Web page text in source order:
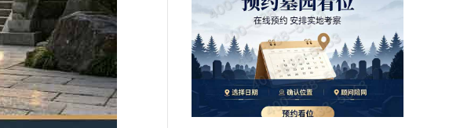
解析这些内容，为读者提供有价值、信息丰
富的信息。☎ 炎黄陵园电话:400-838-50